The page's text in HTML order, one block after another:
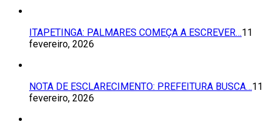
ITAPETINGA: PALMARES COMEÇA A ESCREVER…11
fevereiro, 2026
NOTA DE ESCLARECIMENTO: PREFEITURA BUSCA…11
fevereiro, 2026